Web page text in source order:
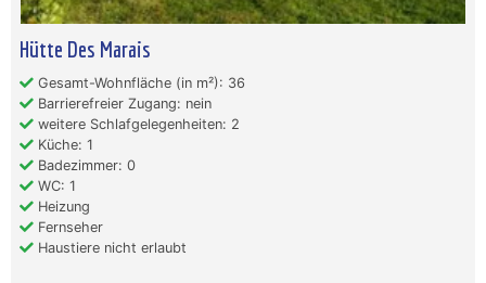
Hütte Des Marais
Gesamt-Wohnfläche (in m²): 36
Barrierefreier Zugang: nein
weitere Schlafgelegenheiten: 2
Küche: 1
Badezimmer: 0
WC: 1
Heizung
Fernseher
Haustiere nicht erlaubt